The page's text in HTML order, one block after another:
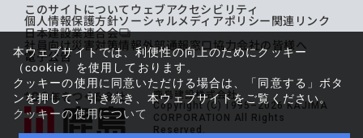
本ウェブサイトでは、利便性の向上のためにクッキー
（cookie）を使用しております。
クッキーの使用に同意いただける場合は、「同意する」ボタ
ンを押して、引き続き、本ウェブサイトをご覧ください。
クッキーの使用について
このサイトについてウェブアクセシビリティ
個人情報保護方針ソーシャルメディアポリシー関連リンク
日本建設業連合会
社員向け災害対策情報外部通報窓口協力会社の皆様へ
電子公告
鹿島建設株式会社
Copyright (C) 1995–2026 KAJIMA
CORPORATION All Rights
Reserved.